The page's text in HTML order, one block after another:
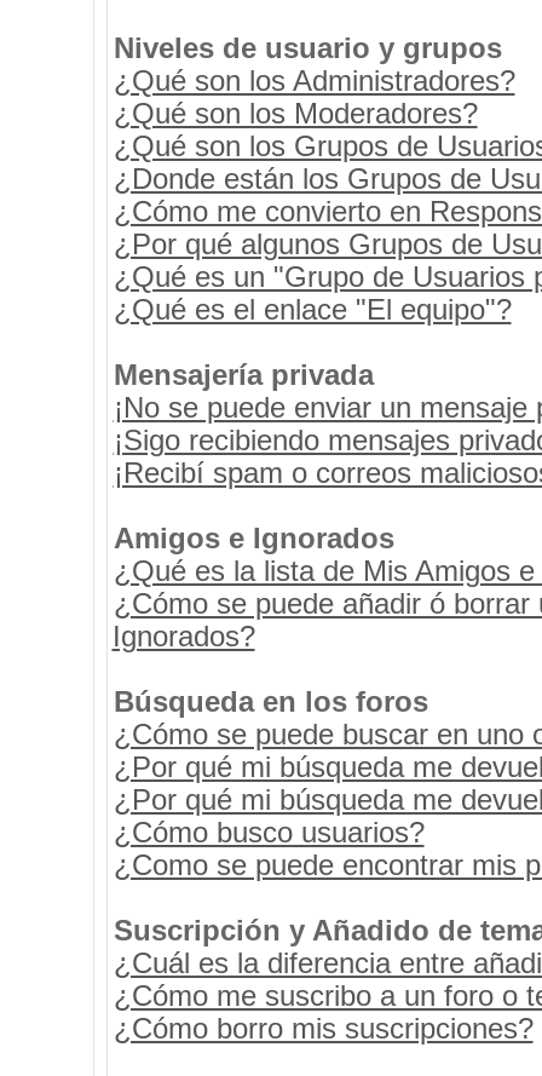
Niveles de usuario y grupos
¿Qué son los Administradores?
¿Qué son los Moderadores?
¿Qué son los Grupos de
¿Donde están los Grupos de
¿Cómo me convierto en
¿Por qué algunos Grupos de
¿Qué es un "Grupo de Usuarios
¿Qué es el enlace "El equipo"?
Mensajería privada
¡No se puede enviar un mensaje
¡Sigo recibiendo mensajes
¡Recibí spam o correos
Amigos e Ignorados
¿Qué es la lista de Mis Amigos
¿Cómo se puede añadir ó
Ignorados?
Búsqueda en los foros
¿Cómo se puede buscar en uno
¿Por qué mi búsqueda me
¿Por qué mi búsqueda me
¿Cómo busco usuarios?
¿Como se puede encontrar mis
Suscripción y Añadido de
¿Cuál es la diferencia entre
¿Cómo me suscribo a un foro o
¿Cómo borro mis suscripciones?